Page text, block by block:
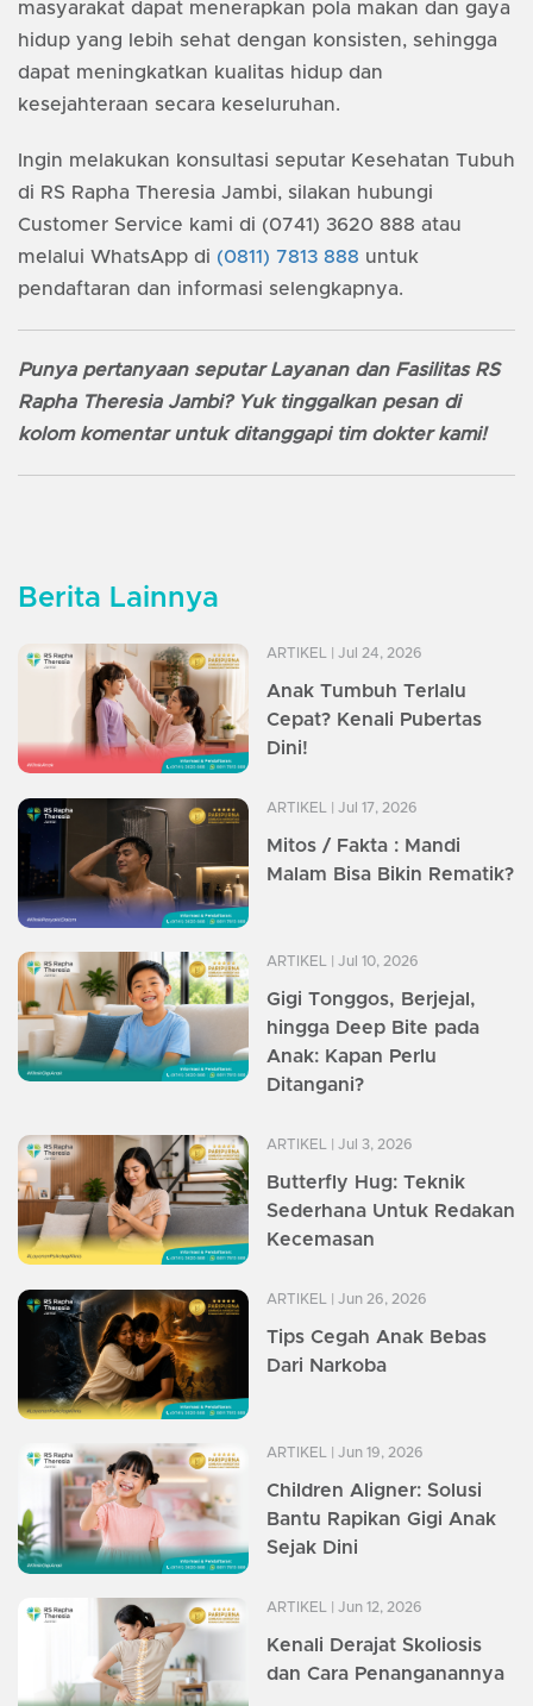
masyarakat dapat menerapkan pola makan dan gaya
hidup yang lebih sehat dengan konsisten, sehingga
dapat meningkatkan kualitas hidup dan
kesejahteraan secara keseluruhan.
Ingin melakukan konsultasi seputar Kesehatan Tubuh
di RS Rapha Theresia Jambi, silakan hubungi
Customer Service kami di (0741) 3620 888 atau
melalui WhatsApp di (0811) 7813 888 untuk
pendaftaran dan informasi selengkapnya.
Punya pertanyaan seputar Layanan dan Fasilitas RS
Rapha Theresia Jambi? Yuk tinggalkan pesan di
kolom komentar untuk ditanggapi tim dokter kami!
Berita Lainnya
ARTIKEL | Jul 24, 2026
Anak Tumbuh Terlalu
Cepat? Kenali Pubertas
Dini!
ARTIKEL | Jul 17, 2026
Mitos / Fakta : Mandi
Malam Bisa Bikin Rematik?
ARTIKEL | Jul 10, 2026
Gigi Tonggos, Berjejal,
hingga Deep Bite pada
Anak: Kapan Perlu
Ditangani?
ARTIKEL | Jul 3, 2026
Butterfly Hug: Teknik
Sederhana Untuk Redakan
Kecemasan
ARTIKEL | Jun 26, 2026
Tips Cegah Anak Bebas
Dari Narkoba
ARTIKEL | Jun 19, 2026
Children Aligner: Solusi
Bantu Rapikan Gigi Anak
Sejak Dini
ARTIKEL | Jun 12, 2026
Kenali Derajat Skoliosis
dan Cara Penanganannya